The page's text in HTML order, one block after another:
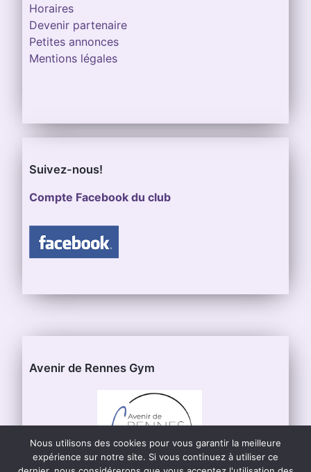
Horaires
Devenir partenaire
Petites annonces
Mentions légales
Suivez-nous!
Compte Facebook du club
Avenir de Rennes Gym
Nous utilisons des cookies pour vous garantir la meilleure
expérience sur notre site. Si vous continuez à utiliser ce